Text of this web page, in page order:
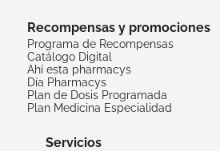
Recompensas y promociones
Programa de Recompensas
Catálogo Digital
Ahí esta pharmacys
Día Pharmacys
Plan de Dosis Programada
Plan Medicina Especialidad
Servicios